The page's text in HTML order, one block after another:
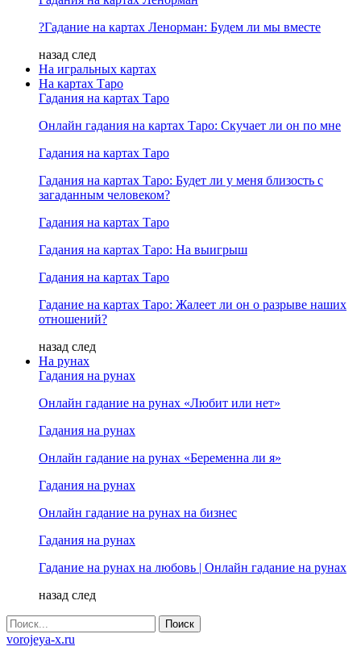
?Гадание на картах Ленорман: Будем ли мы вместе
назад след
На игральных картах
На картах Таро
Гадания на картах Таро
Онлайн гадания на картах Таро: Скучает ли он по мне
Гадания на картах Таро
Гадания на картах Таро: Будет ли у меня близость с
загаданным человеком?
Гадания на картах Таро
Гадания на картах Таро: На выигрыш
Гадания на картах Таро
Гадание на картах Таро: Жалеет ли он о разрыве наших
отношений?
назад след
На рунах
Гадания на рунах
Онлайн гадание на рунах «Любит или нет»
Гадания на рунах
Онлайн гадание на рунах «Беременна ли я»
Гадания на рунах
Онлайн гадание на рунах на бизнес
Гадания на рунах
Гадание на рунах на любовь | Онлайн гадание на рунах
назад след
vorojeya-x.ru